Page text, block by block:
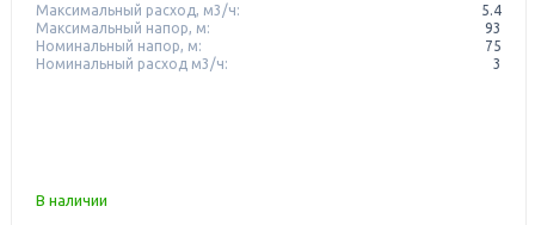
Максимальный расход, м3/ч:
5.4
Максимальный напор, м:
93
Номинальный напор, м:
75
Номинальный расход м3/ч:
3
В наличии